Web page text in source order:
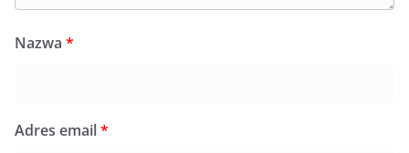
Nazwa *
Adres email*